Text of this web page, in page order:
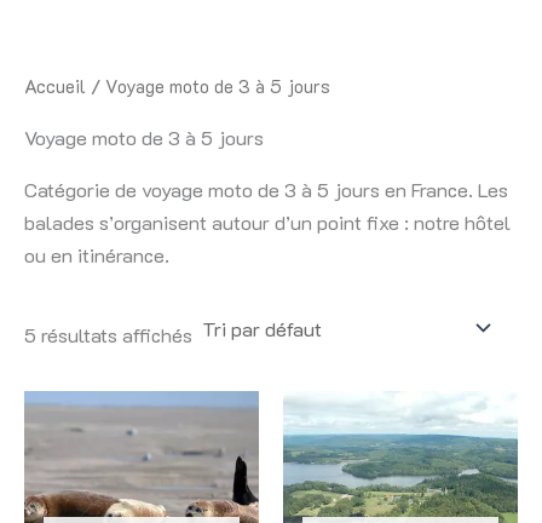
Accueil / Voyage moto de 3 à 5 jours
Voyage moto de 3 à 5 jours
Catégorie de voyage moto de 3 à 5 jours en France. Les
balades s’organisent autour d’un point fixe : notre hôtel
ou en itinérance.
5 résultats affichés
Ce
produit
a
plusieurs
Ce
produit
a